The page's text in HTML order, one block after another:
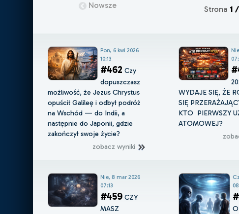
Nowsze Strona 1
Pon, 6 kwi 2026
10:13
#462 Czy
dopuszczasz
możliwość, że Jezus Chrystus
opuścił Galileę i odbył podróż
na Wschód — do Indii, a
następnie do Japonii, gdzie
zakończył swoje życie?
zobacz wyniki
WYDAJE SIĘ, ŻE
SIĘ
KTO PIERWSZY
ATOMOWEJ?
Nie, 8 mar 2026
07:13
#459 CZY
MASZ